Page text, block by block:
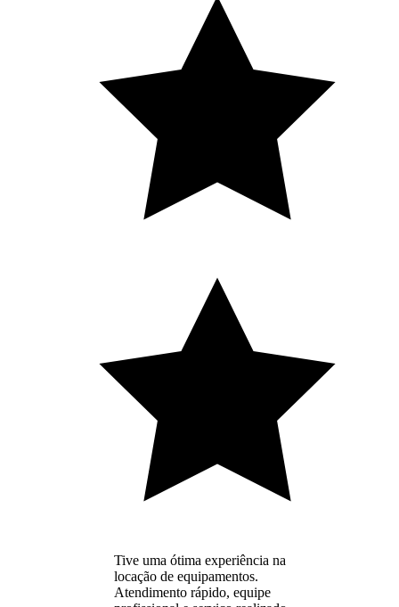
Tive uma ótima experiência na
locação de equipamentos.
Atendimento rápido, equipe